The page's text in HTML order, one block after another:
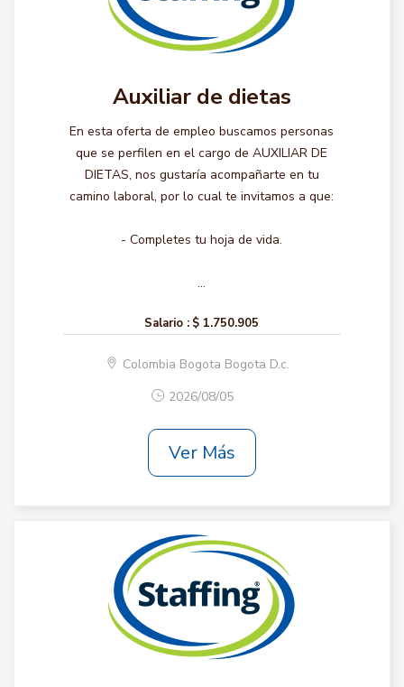
Auxiliar de dietas
En esta oferta de empleo buscamos personas
que se perfilen en el cargo de AUXILIAR DE
DIETAS, nos gustaría acompañarte en tu
camino laboral, por lo cual te invitamos a que:
- Completes tu hoja de vida.
...
Salario : $ 1.750.905
Colombia Bogota Bogota D.c.
2026/08/05
Ver Más